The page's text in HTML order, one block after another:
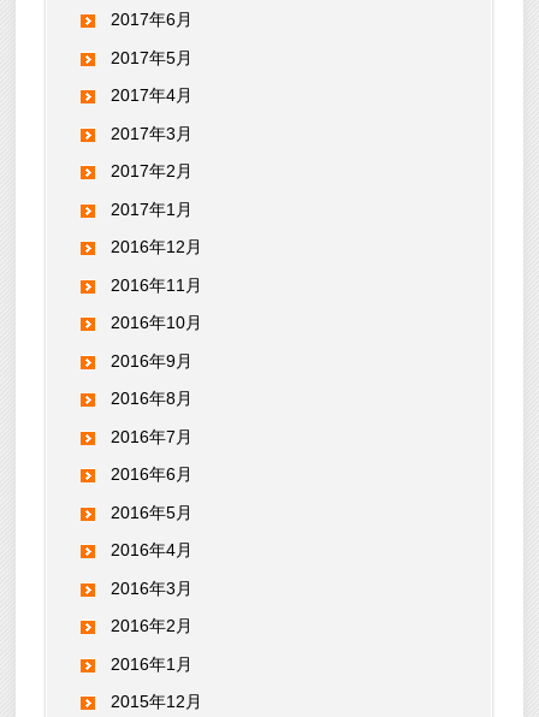
2017年6月
2017年5月
2017年4月
2017年3月
2017年2月
2017年1月
2016年12月
2016年11月
2016年10月
2016年9月
2016年8月
2016年7月
2016年6月
2016年5月
2016年4月
2016年3月
2016年2月
2016年1月
2015年12月